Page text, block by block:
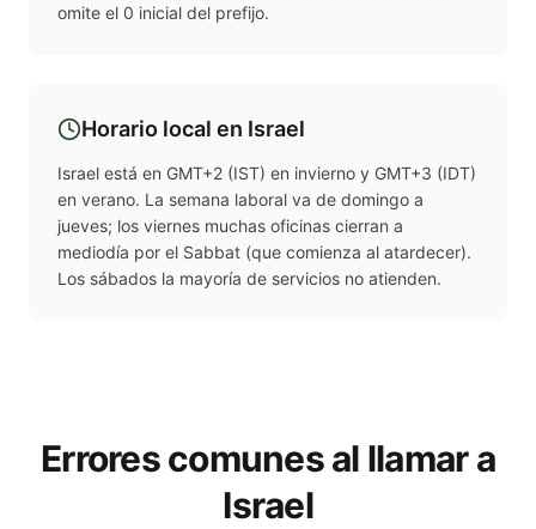
omite el 0 inicial del prefijo.
Horario local en Israel
Israel está en GMT+2 (IST) en invierno y GMT+3 (IDT)
en verano. La semana laboral va de domingo a
jueves; los viernes muchas oficinas cierran a
mediodía por el Sabbat (que comienza al atardecer).
Los sábados la mayoría de servicios no atienden.
Errores comunes al llamar a
Israel